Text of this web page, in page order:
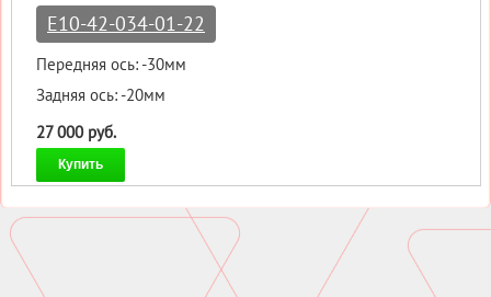
E10-42-034-01-22
Передняя ось: -30мм
Задняя ось: -20мм
27 000 руб.
Купить